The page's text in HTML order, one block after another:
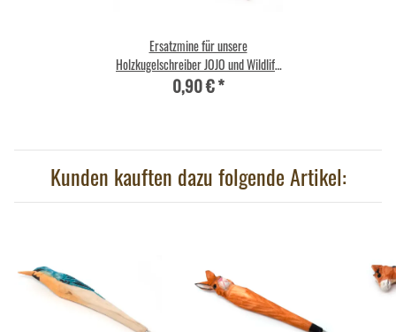
Ersatzmine für unsere
Holzkugelschreiber JOJO und Wildlife
Garden
0,90 €*
Kunden kauften dazu folgende Artikel: